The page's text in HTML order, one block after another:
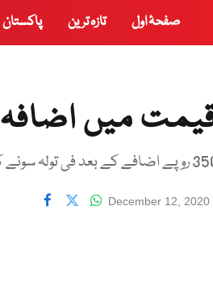
صفحۂ اول تازہ ترین پاکستان
میں اضافہ
December 12, 2020